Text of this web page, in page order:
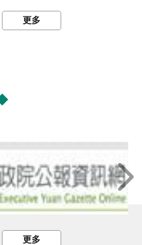
更多
更多